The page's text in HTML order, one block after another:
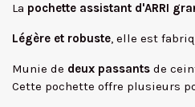
La pochette assistant d'ARRI
Légère et robuste, elle est
Munie de deux passants de
Cette pochette offre plusieurs